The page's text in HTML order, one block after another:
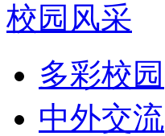
校园风采
多彩校园
中外交流